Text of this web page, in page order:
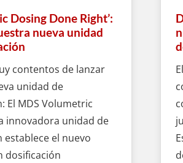
Dosing Done Right’:
nueva unidad
contentos de lanzar
unidad de
El MDS Volumetric
innovadora unidad de
establece el nuevo
dosificación